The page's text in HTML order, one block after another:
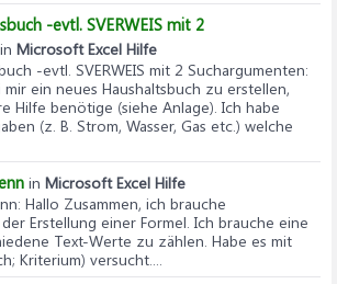
-evtl. SVERWEIS mit 2
in Microsoft Excel Hilfe
-evtl. SVERWEIS mit 2 Suchargumenten:
ein neues Haushaltsbuch zu erstellen,
Hilfe benötige (siehe Anlage). Ich habe
(z. B. Strom, Wasser, Gas etc.) welche
in Microsoft Excel Hilfe
: Hallo Zusammen, ich brauche
Erstellung einer Formel. Ich brauche eine
Text-Werte zu zählen. Habe es mit
Kriterium) versucht....